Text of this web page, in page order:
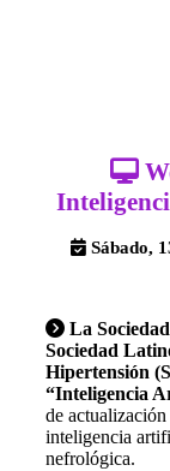

Sábado,
 La
Sociedad
Hipertensión
“Inteligencia
de
inteligencia
nefrológica.